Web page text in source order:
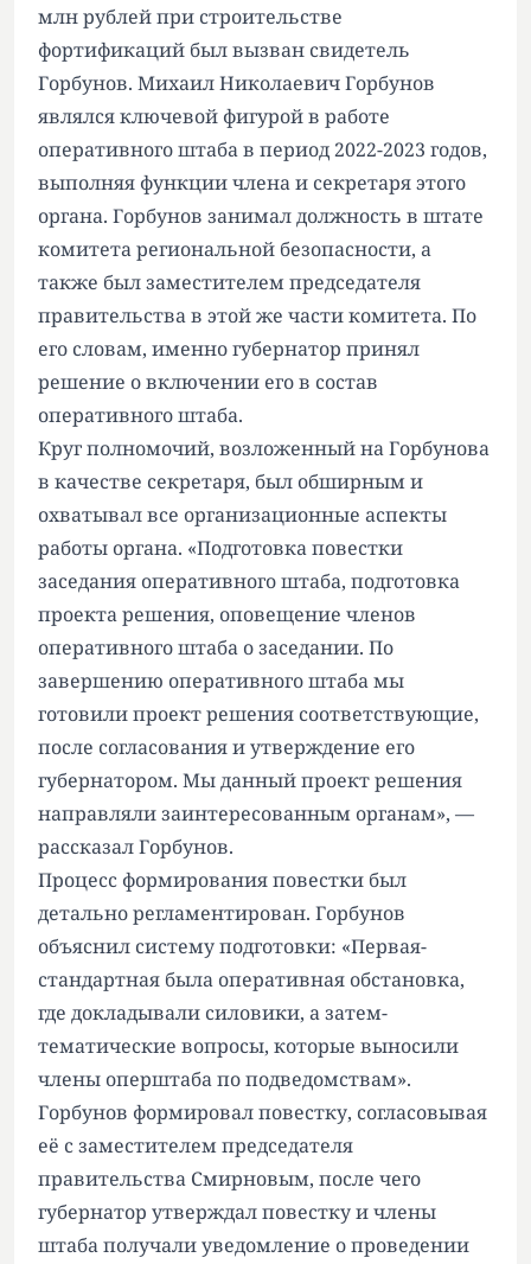
млн рублей при строительстве
фортификаций был вызван свидетель
Горбунов. Михаил Николаевич Горбунов
являлся ключевой фигурой в работе
оперативного штаба в период 2022-2023 годов,
выполняя функции члена и секретаря этого
органа. Горбунов занимал должность в штате
комитета региональной безопасности, а
также был заместителем председателя
правительства в этой же части комитета. По
его словам, именно губернатор принял
решение о включении его в состав
оперативного штаба.
Круг полномочий, возложенный на Горбунова
в качестве секретаря, был обширным и
охватывал все организационные аспекты
работы органа. «Подготовка повестки
заседания оперативного штаба, подготовка
проекта решения, оповещение членов
оперативного штаба о заседании. По
завершению оперативного штаба мы
готовили проект решения соответствующие,
после согласования и утверждение его
губернатором. Мы данный проект решения
направляли заинтересованным органам», —
рассказал Горбунов.
Процесс формирования повестки был
детально регламентирован. Горбунов
объяснил систему подготовки: «Первая-
стандартная была оперативная обстановка,
где докладывали силовики, а затем-
тематические вопросы, которые выносили
члены оперштаба по подведомствам».
Горбунов формировал повестку, согласовывая
её с заместителем председателя
правительства Смирновым, после чего
губернатор утверждал повестку и члены
штаба получали уведомление о проведении